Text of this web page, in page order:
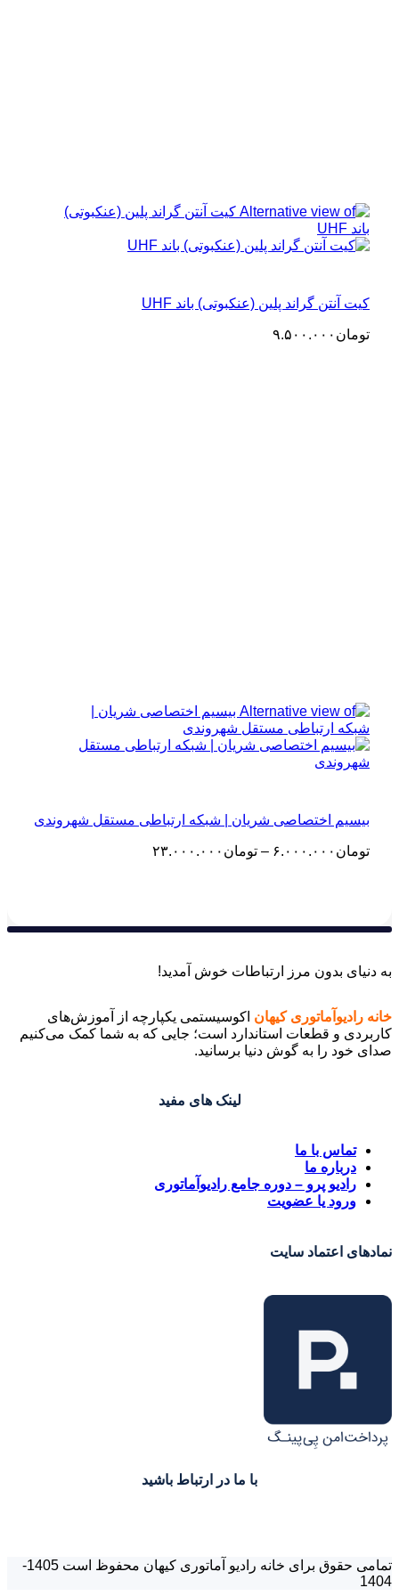
کیت آنتن گراند پلین (عنکبوتی) باند UHF
تومان ۹.۵۰۰.۰۰۰
بیسیم اختصاصی شریان | شبکه ارتباطی مستقل شهروندی
تومان ۶.۰۰۰.۰۰۰ – تومان ۲۳.۰۰۰.۰۰۰محدوده
به دنیای بدون مرز ارتباطات خوش آمدید!
خانه رادیوآماتوری کیهان اکوسیستمی یکپارچه از آموزش‌های
کاربردی و قطعات استاندارد است؛ جایی که به شما کمک می‌کنیم
صدای خود را به گوش دنیا برسانید.
لینک های مفید
تماس با ما
درباره ما
رادیو پرو – دوره جامع رادیوآماتوری
ورود یا عضویت
نمادهای اعتماد سایت
با ما در ارتباط باشید
تمامی حقوق برای خانه رادیو آماتوری کیهان محفوظ است 1405-
1404